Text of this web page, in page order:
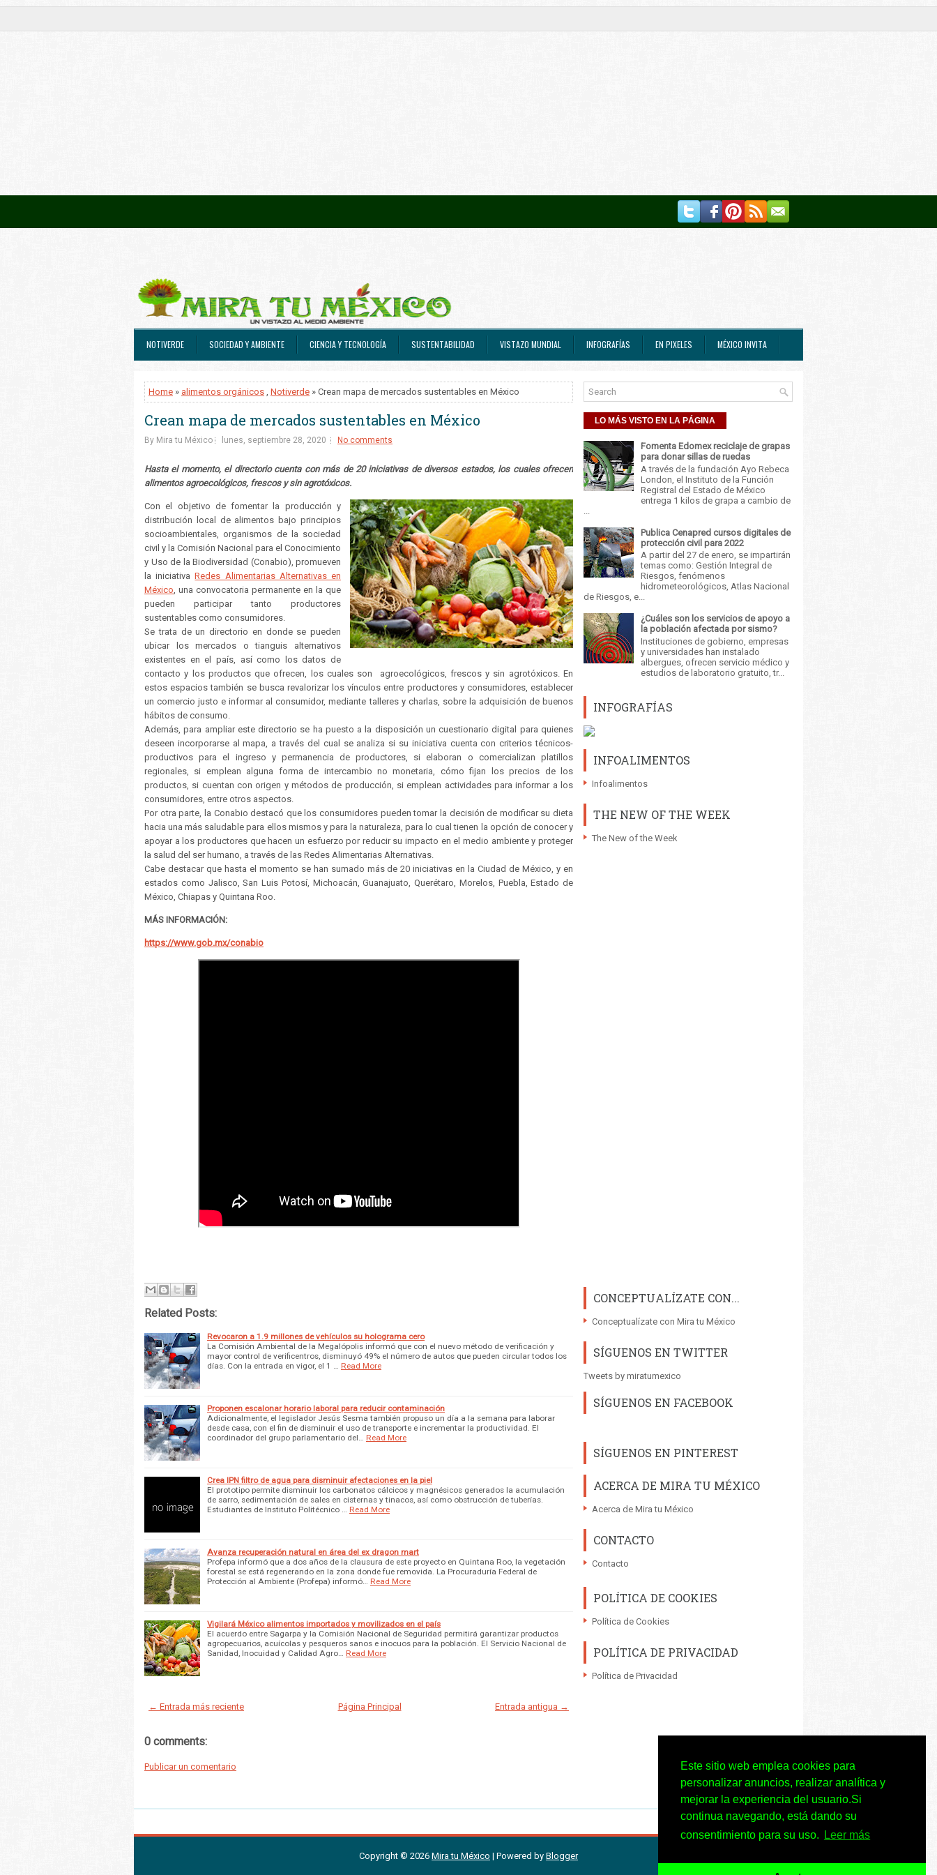
Este sitio web emplea cookies para
personalizar anuncios, realizar analítica y
mejorar la experiencia del usuario.Si
continua navegando, está dando su
consentimiento para su uso.
Leer más
NOTIVERDE SOCIEDAD Y AMBIENTE CIENCIA Y TECNOLOGÍA SUSTENTABILIDAD VISTAZO MUNDIAL INFOGRAFÍAS EN PIXELES MÉXICO INVITA
Home » alimentos orgánicos , Notiverde » Crean mapa de mercados sustentables en México
Crean mapa de mercados sustentables en México
By Mira tu México lunes, septiembre 28, 2020 No comments
Hasta el momento, el directorio cuenta con más de 20 iniciativas de diversos estados, los cuales ofrecen
alimentos agroecológicos, frescos y sin agrotóxicos.
Con el objetivo de fomentar la producción y
distribución local de alimentos bajo principios
socioambientales, organismos de la sociedad
civil y la Comisión Nacional para el Conocimiento
y Uso de la Biodiversidad (Conabio), promueven
la iniciativaRedes Alimentarias Alternativas en
México, una convocatoria permanente en la que
pueden participar tanto productores
sustentables como consumidores.
Se trata de un directorio en donde se pueden
ubicar los mercados o tianguis alternativos
existentes en el país, así como los datos de
contacto y los productos que ofrecen, los cuales son agroecológicos, frescos y sin agrotóxicos. En
estos espacios también se busca revalorizar los vínculos entre productores y consumidores, establecer
un comercio justo e informar al consumidor, mediante talleres y charlas, sobre la adquisición de buenos
hábitos de consumo.
Además, para ampliar este directorio se ha puesto a la disposición un cuestionario digital para quienes
deseen incorporarse al mapa, a través del cual se analiza si su iniciativa cuenta con criterios técnicos-
productivos para el ingreso y permanencia de productores, si elaboran o comercializan platillos
regionales, si emplean alguna forma de intercambio no monetaria, cómo fijan los precios de los
productos, si cuentan con origen y métodos de producción, si emplean actividades para informar a los
consumidores, entre otros aspectos.
Por otra parte, la Conabio destacó que los consumidores pueden tomar la decisión de modificar su dieta
hacia una más saludable para ellos mismos y para la naturaleza, para lo cual tienen la opción de conocer y
apoyar a los productores que hacen un esfuerzo por reducir su impacto en el medio ambiente y proteger
la salud del ser humano, a través de las Redes Alimentarias Alternativas.
Cabe destacar que hasta el momento se han sumado más de 20 iniciativas en la Ciudad de México, y en
estados como Jalisco, San Luis Potosí, Michoacán, Guanajuato, Querétaro, Morelos, Puebla, Estado de
México, Chiapas y Quintana Roo.
MÁS INFORMACIÓN:
https://www.gob.mx/conabio
Related Posts:
Revocaron a 1.9 millones de vehículos su holograma cero
La Comisión Ambiental de la Megalópolis informó que con el nuevo método de verificación y
mayor control de verificentros, disminuyó 49% el número de autos que pueden circular todos los
días. Con la entrada en vigor, el 1 …
Read More
Proponen escalonar horario laboral para reducir contaminación
Adicionalmente, el legislador Jesús Sesma también propuso un día a la semana para laborar
desde casa, con el fin de disminuir el uso de transporte e incrementar la productividad. El
coordinador del grupo parlamentario del…
Read More
Crea IPN filtro de agua para disminuir afectaciones en la piel
El prototipo permite disminuir los carbonatos cálcicos y magnésicos generados la acumulación
de sarro, sedimentación de sales en cisternas y tinacos, así como obstrucción de tuberías.
Estudiantes de Instituto Politécnico …
Read More
Avanza recuperación natural en área del ex dragon mart
Profepa informó que a dos años de la clausura de este proyecto en Quintana Roo, la vegetación
forestal se está regenerando en la zona donde fue removida. La Procuraduría Federal de
Protección al Ambiente (Profepa) informó…
Read More
Vigilará México alimentos importados y movilizados en el país
El acuerdo entre Sagarpa y la Comisión Nacional de Seguridad permitirá garantizar productos
agropecuarios, acuícolas y pesqueros sanos e inocuos para la población. El Servicio Nacional de
Sanidad, Inocuidad y Calidad Agro…
Read More
← Entrada más reciente Entrada antigua →
Página Principal
0 comments:
Publicar un comentario
LO MÁS VISTO EN LA PÁGINA
Fomenta Edomex reciclaje de grapas
para donar sillas de ruedas
A través de la fundación Ayo Rebeca
London, el Instituto de la Función
Registral del Estado de México
entrega 1 kilos de grapa a cambio de
Publica Cenapred cursos digitales de
protección civil para 2022
A partir del 27 de enero, se impartirán
temas como: Gestión Integral de
Riesgos, fenómenos
hidrometeorológicos, Atlas Nacional
de Riesgos, e...
¿Cuáles son los servicios de apoyo a
la población afectada por sismo?
Instituciones de gobierno, empresas
y universidades han instalado
albergues, ofrecen servicio médico y
estudios de laboratorio gratuito, tr...
INFOGRAFÍAS
INFOALIMENTOS
Infoalimentos
THE NEW OF THE WEEK
The New of the Week
CONCEPTUALÍZATE CON...
Conceptualízate con Mira tu México
SÍGUENOS EN TWITTER
Tweets by miratumexico
SÍGUENOS EN FACEBOOK
SÍGUENOS EN PINTEREST
ACERCA DE MIRA TU MÉXICO
Acerca de Mira tu México
CONTACTO
Contacto
POLÍTICA DE COOKIES
Política de Cookies
POLÍTICA DE PRIVACIDAD
Política de Privacidad
Copyright © 2026 Mira tu México | Powered by Blogger